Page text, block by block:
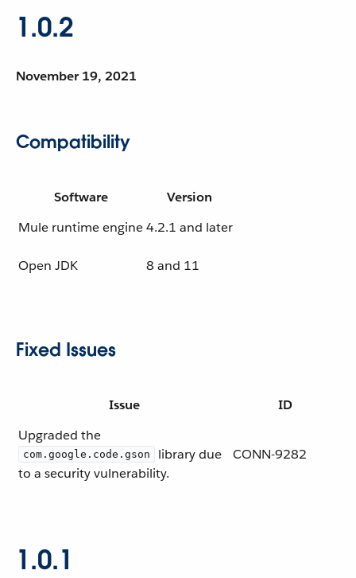
1.0.2
November 19, 2021
Compatibility
Software
Version
Mule runtime engine4.2.1 and later
Open JDK 8 and 11
Fixed Issues
Issue
ID
Upgraded the
com.google.code.gson
library due
to a security vulnerability.
CONN-9282
1.0.1